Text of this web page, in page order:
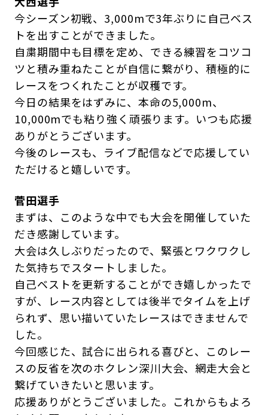
今シーズン初戦、3,000mで3年ぶりに自己ベス
トを出すことができました。
自粛期間中も目標を定め、できる練習をコツコ
ツと積み重ねたことが自信に繋がり、積極的に
レースをつくれたことが収穫です。
今日の結果をはずみに、本命の5,000m、
10,000mでも粘り強く頑張ります。いつも応援
ありがとうございます。
今後のレースも、ライブ配信などで応援してい
ただけると嬉しいです。
菅田選手
まずは、このような中でも大会を開催していた
だき感謝しています。
大会は久しぶりだったので、緊張とワクワクし
た気持ちでスタートしました。
自己ベストを更新することができ嬉しかったで
すが、レース内容としては後半でタイムを上げ
られず、思い描いていたレースはできませんで
した。
今回感じた、試合に出られる喜びと、このレー
スの反省を次のホクレン深川大会、網走大会と
繋げていきたいと思います。
応援ありがとうございました。これからもよろ